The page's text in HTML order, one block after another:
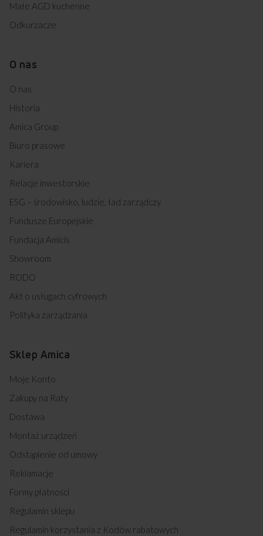
Małe AGD kuchenne
Odkurzacze
O nas
O nas
Historia
Amica Group
Biuro prasowe
Kariera
Relacje inwestorskie
ESG – środowisko, ludzie, ład zarządczy
Fundusze Europejskie
Fundacja Amicis
Showroom
RODO
Akt o usługach cyfrowych
Polityka zarządzania
Sklep Amica
Moje Konto
Zakupy na Raty
Dostawa
Montaż urządzeń
Odstąpienie od umowy
Reklamacje
Formy płatności
Regulamin sklepu
Regulamin korzystania z Kodów rabatowych